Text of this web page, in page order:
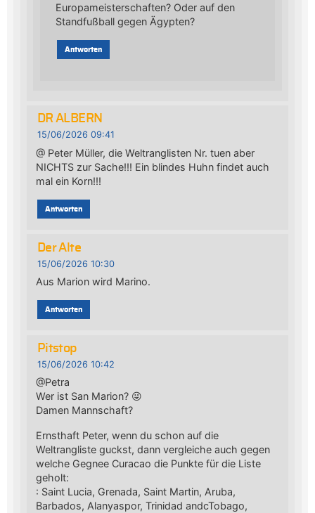
Europameisterschaften? Oder auf den
Standfußball gegen Ägypten?
Antworten
DR ALBERN
15/06/2026 09:41
@ Peter Müller, die Weltranglisten Nr. tuen aber
NICHTS zur Sache!!! Ein blindes Huhn findet auch
mal ein Korn!!!
Antworten
Der Alte
15/06/2026 10:30
Aus Marion wird Marino.
Antworten
Pitstop
15/06/2026 10:42
@Petra
Wer ist San Marion? 😜
Damen Mannschaft?
Ernsthaft Peter, wenn du schon auf die
Weltrangliste guckst, dann vergleiche auch gegen
welche Gegnee Curacao die Punkte für die Liste
geholt:
: Saint Lucia, Grenada, Saint Martin, Aruba,
Barbados, Alanyaspor, Trinidad andcTobago,